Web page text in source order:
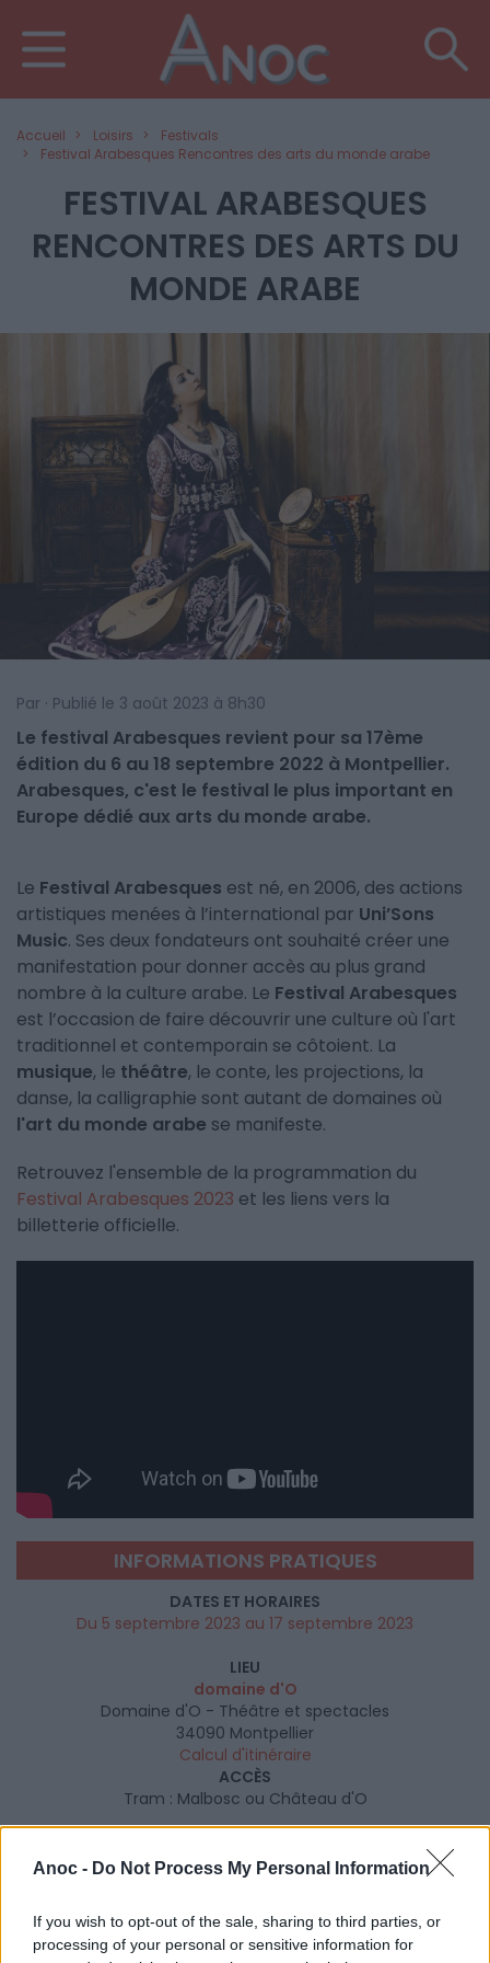
Anoc - Do Not Process My Personal Information
If you wish to opt-out of the sale, sharing to third parties, or
processing of your personal or sensitive information for
Accueil Loisirs
Festivals
Festival Arabesques Rencontres des arts du monde arabe
FESTIVAL ARABESQUES
RENCONTRES DES ARTS DU
MONDE ARABE
Par · Publié le 3 août 2023 à 8h30
Le festival Arabesques revient pour sa 17ème
édition du 6 au 18 septembre 2022 à Montpellier.
Arabesques, c'est le festival le plus important en
Europe dédié aux arts du monde arabe.
Le Festival Arabesques est né, en 2006, des actions
artistiques menées à l’international par Uni’Sons
Music. Ses deux fondateurs ont souhaité créer une
manifestation pour donner accès au plus grand
nombre à la culture arabe. Le Festival Arabesques
est l’occasion de faire découvrir une culture où l'art
traditionnel et contemporain se côtoient. La
musique, le théâtre, le conte, les projections, la
danse, la calligraphie sont autant de domaines où
l'art du monde arabe se manifeste.
Retrouvez l'ensemble de la programmation du
Festival Arabesques 2023 et les liens vers la
billetterie officielle.
INFORMATIONS PRATIQUES
DATES ET HORAIRES
Du 5 septembre 2023 au 17 septembre 2023
LIEU
domaine d'O
Domaine d'O - Théâtre et spectacles
34090 Montpellier
Calcul d'itinéraire
ACCÈS
Tram : Malbosc ou Château d'O
à partir de : 5€
Pass Week End 2 : 65€